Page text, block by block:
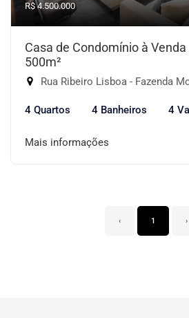
R$ 4.500.000
Casa de Condomínio à
500m²
Rua Ribeiro Lisboa - Fazenda
4 Quartos 4 Banheiros 4
Mais informações
‹ 1 ›